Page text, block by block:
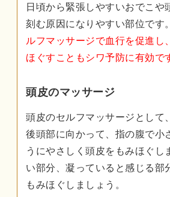
日頃から緊張しやすいおでこや
刻む原因になりやすい部位です
ルフマッサージで血行を促進し
ほぐすこともシワ予防に有効で
頭皮のマッサージ
頭皮のセルフマッサージとして
後頭部に向かって、指の腹で小
うにやさしく頭皮をもみほぐし
い部分、凝っていると感じる部
もみほぐしましょう。